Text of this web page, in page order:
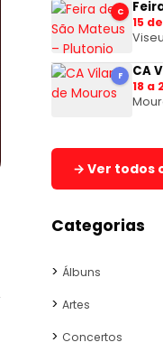
C
15
Viseu
F CA
18 a
→ Ver todos
Categorias
Álbuns
Artes
Concertos